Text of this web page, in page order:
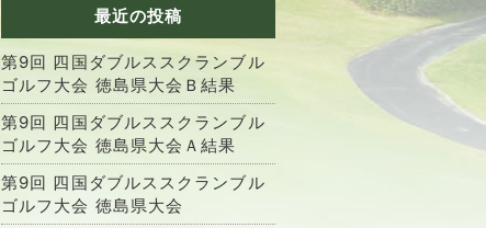
最近の投稿
第9回 四国ダブルススクランブル
ゴルフ大会 徳島県大会Ｂ結果
第9回 四国ダブルススクランブル
ゴルフ大会 徳島県大会Ａ結果
第9回 四国ダブルススクランブル
ゴルフ大会 徳島県大会